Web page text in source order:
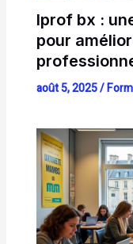
Iprof bx :
pour
août 5, 2025/